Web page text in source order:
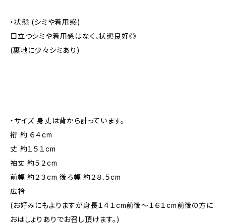
・状態 (シミや着用感)
目立つシミや着用感はなく、状態良好◎
(裏地に少々シミあり)
・サイズ 身丈は背から計っています。
裄 約 ６４cm
丈 約１５１cm
袖丈 約５２cm
前幅 約２３cm 後ろ幅 約２８.５cm
広衿
(お好みにもよりますが身長１４１cm前後～１６１cm前後の方に
おはしょりありでお召し頂けます。)